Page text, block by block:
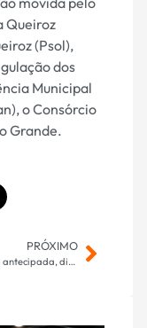
Queiroz
(Psol),
dos
Municipal
o Consórcio
Grande.
PRÓXIMO
Campanha antecipada, diz Rodolfo Nogueira sobre desfile de Lula na Sapucaí